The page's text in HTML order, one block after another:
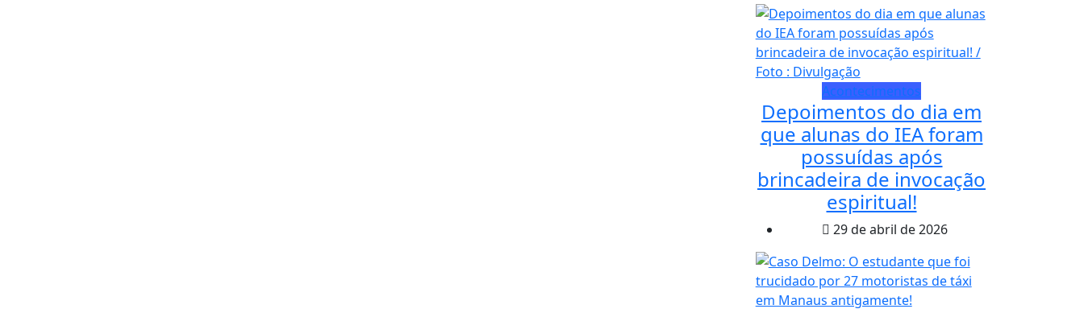
Acontecimentos
Depoimentos do dia em
que alunas do IEA foram
possuídas após
brincadeira de invocação
espiritual!
29 de abril de 2026